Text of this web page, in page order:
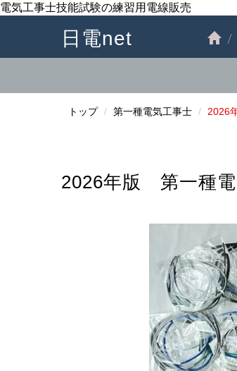
電気工事士技能試験の練習用電線販売
日電net
トップ 第一種電気工事士 2026
2026年版 第一種